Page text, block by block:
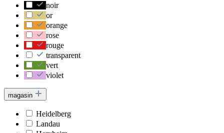
noir
or
orange
rose
rouge
transparent
vert
violet
magasin
Heidelberg
Landau